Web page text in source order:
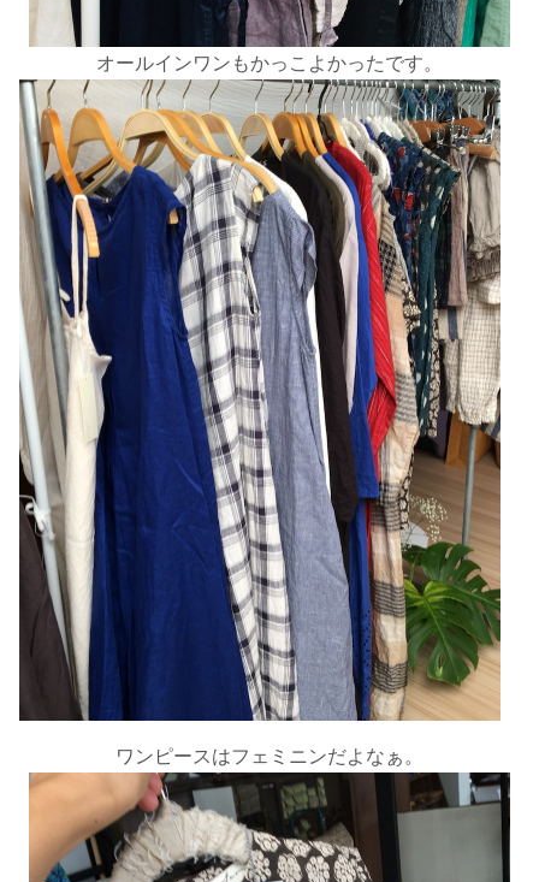
オールインワンもかっこよかったです。
ワンピースはフェミニンだよなぁ。